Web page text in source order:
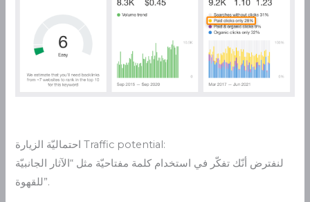
احتماليّة الزيارة Traffic potential:
لنفترض أنّك تفكّر في استخدام كلمة مفتاحيّة مثل “الآثار الجانبيّة
للقهوة”.